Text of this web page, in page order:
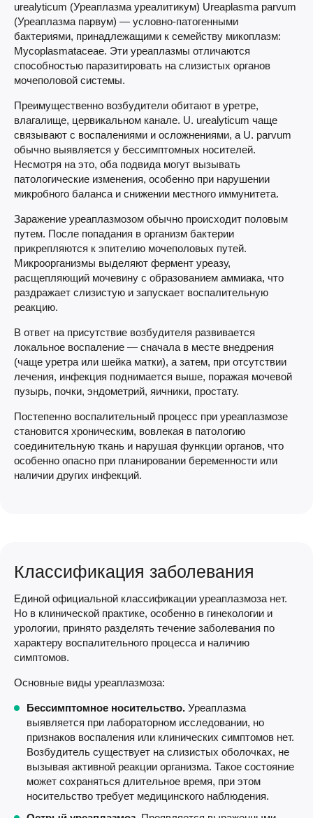
urealyticum (Уреаплазма уреалитикум) Ureaplasma parvum
(Уреаплазма парвум) — условно-патогенными
бактериями, принадлежащими к семейству микоплазм:
Mycoplasmataceae. Эти уреаплазмы отличаются
способностью паразитировать на слизистых органов
мочеполовой системы.
Преимущественно возбудители обитают в уретре,
влагалище, цервикальном канале. U. urealyticum чаще
связывают с воспалениями и осложнениями, а U. parvum
обычно выявляется у бессимптомных носителей.
Несмотря на это, оба подвида могут вызывать
патологические изменения, особенно при нарушении
микробного баланса и снижении местного иммунитета.
Заражение уреаплазмозом обычно происходит половым
путем. После попадания в организм бактерии
прикрепляются к эпителию мочеполовых путей.
Микроорганизмы выделяют фермент уреазу,
расщепляющий мочевину с образованием аммиака, что
раздражает слизистую и запускает воспалительную
реакцию.
В ответ на присутствие возбудителя развивается
локальное воспаление — сначала в месте внедрения
(чаще уретра или шейка матки), а затем, при отсутствии
лечения, инфекция поднимается выше, поражая мочевой
пузырь, почки, эндометрий, яичники, простату.
Постепенно воспалительный процесс при уреаплазмозе
становится хроническим, вовлекая в патологию
соединительную ткань и нарушая функции органов, что
особенно опасно при планировании беременности или
наличии других инфекций.
Классификация заболевания
Единой официальной классификации уреаплазмоза нет.
Но в клинической практике, особенно в гинекологии и
урологии, принято разделять течение заболевания по
характеру воспалительного процесса и наличию
симптомов.
Основные виды уреаплазмоза:
Бессимптомное носительство. Уреаплазма
выявляется при лабораторном исследовании, но
признаков воспаления или клинических симптомов нет.
Возбудитель существует на слизистых оболочках, не
вызывая активной реакции организма. Такое состояние
может сохраняться длительное время, при этом
носительство требует медицинского наблюдения.